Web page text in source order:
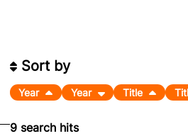
9search hits
Sort by
Year Year Title